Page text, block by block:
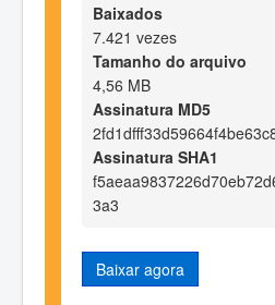
Baixados
7.421 vezes
Tamanho do arquivo
4,56 MB
Assinatura MD5
Assinatura SHA1
3a3
Baixar agora